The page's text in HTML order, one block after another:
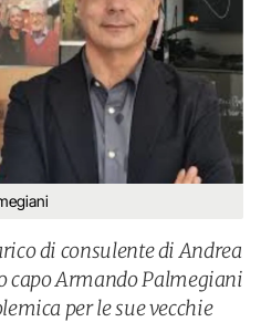
di consulente di Andrea
capo Armando Palmegiani
per le sue vecchie